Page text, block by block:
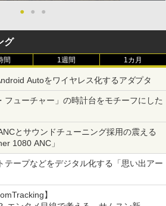
● ● ●
グ
間 1週間 1カ月
Autoをワイヤレス化するアダプタ
フューチャー」の時計台をモチーフにした
とサウンドチューニング採用の震える
1080 ANC」
テープなどをデジタル化する「思い出アー
】